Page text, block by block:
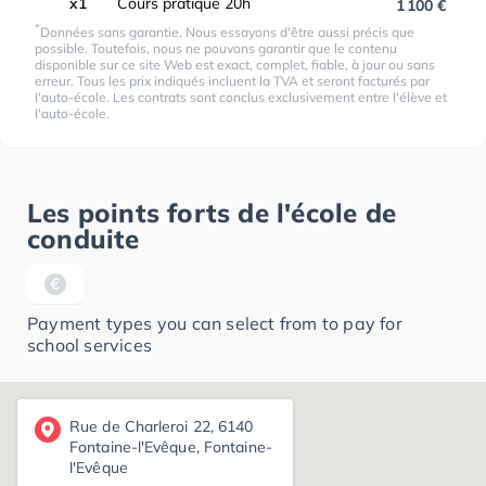
1 100 €
*Données sans garantie. Nous essayons d'être aussi précis que
possible. Toutefois, nous ne pouvons garantir que le contenu
disponible sur ce site Web est exact, complet, fiable, à jour ou sans
erreur. Tous les prix indiqués incluent la TVA et seront facturés par
l'auto-école. Les contrats sont conclus exclusivement entre l'élève et
l'auto-école.
Les points forts de l'école de
conduite
Payment types you can select from to pay for
school services
Rue de Charleroi 22, 6140
Fontaine-l'Evêque, Fontaine-
l'Evêque